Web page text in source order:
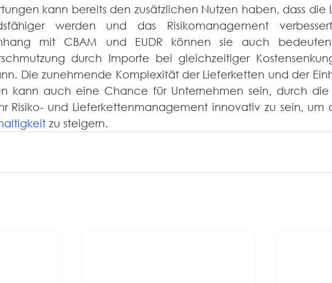
kann bereits den zusätzlichen Nutzen haben, dass die
werden und das Risikomanagement
mit CBAM und EUDR können sie auch
durch Importe bei gleichzeitiger
Die zunehmende Komplexität der Lieferketten und der
kann auch eine Chance für Unternehmen sein, durch die
Risiko- und Lieferkettenmanagement innovativ zu sein, um
zu steigern.